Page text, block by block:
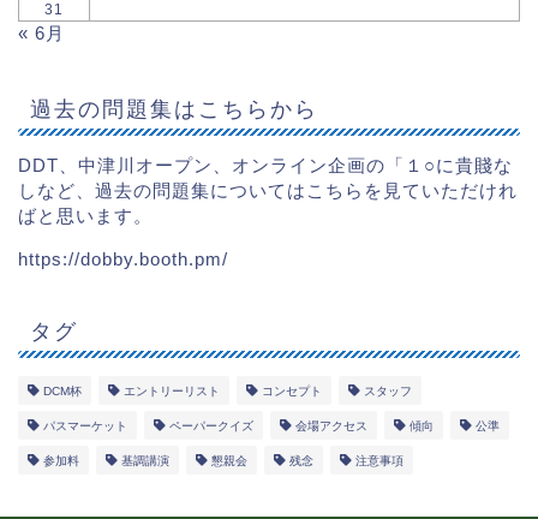
31
« 6月
過去の問題集はこちらから
DDT、中津川オープン、オンライン企画の「１○に貴賤な
しなど、過去の問題集についてはこちらを見ていただけれ
ばと思います。
https://dobby.booth.pm/
タグ
DCM杯 エントリーリスト コンセプト スタッフ
パスマーケット ペーパークイズ 会場アクセス 傾向 公準
参加料 基調講演 懇親会 残念 注意事項